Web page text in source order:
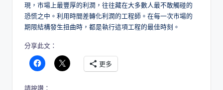
現，市場上最豐厚的利潤，往往藏在大多數人最不敢觸碰的
恐慌之中。利用時間差轉化利潤的工程師。在每一次市場的
期限結構發生扭曲時，都是執行這項工程的最佳時刻。
分享此文：
更多
請按讚：